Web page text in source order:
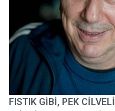
FISTIK GİBİ, PEK CİLVELİ